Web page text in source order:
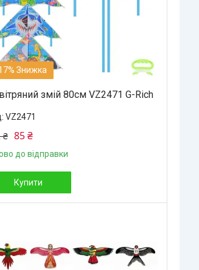
змій 80см VZ2471 G-Rich
VZ2471
₴ 85 ₴
до відправки
Купити